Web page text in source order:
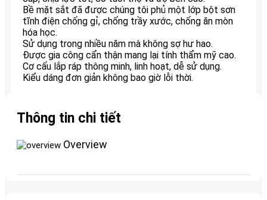
Bề mặt sắt đã được chúng tôi phủ một lớp bột sơn
tĩnh điện chống gỉ, chống trầy xước, chống ăn mòn
hóa học.
Sử dụng trong nhiều năm mà không sợ hư hao.
Được gia công cẩn thận mang lại tính thẩm mỹ cao.
Cơ cấu lắp ráp thông minh, linh hoạt, dễ sử dụng.
Kiểu dáng đơn giản không bao giờ lỗi thời.
Thông tin chi tiết
Overview